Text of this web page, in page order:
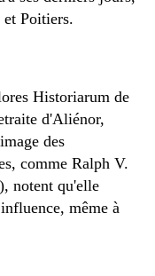
et Poitiers.
Historiarum de
d'Aliénor,
des
comme Ralph V.
notent qu'elle
même à